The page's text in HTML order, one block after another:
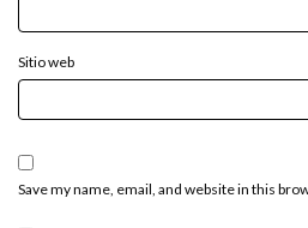
Sitio web
Save my name, email, and website in this